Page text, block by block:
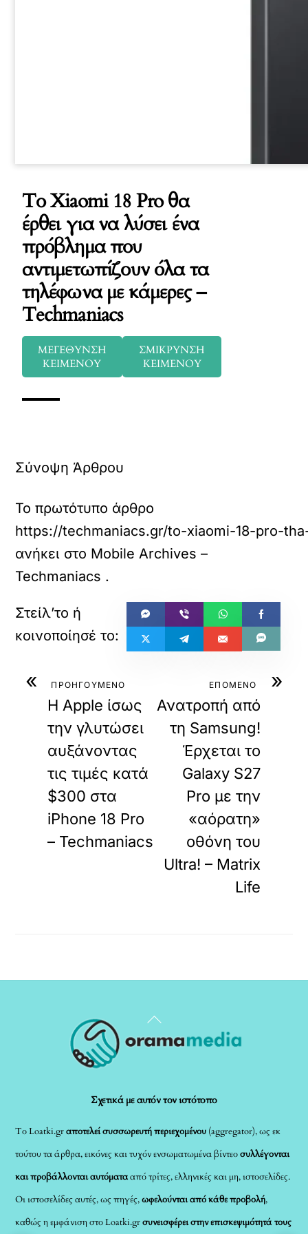
Το Xiaomi 18 Pro θα
έρθει για να λύσει ένα
πρόβλημα που
αντιμετωπίζουν όλα τα
τηλέφωνα με κάμερες –
Techmaniacs
ΜΕΓΕΘΥΝΣΗ
ΚΕΙΜΕΝΟΥ
ΣΜΙΚΡΥΝΣΗ
ΚΕΙΜΕΝΟΥ
Σύνοψη Άρθρου
Το πρωτότυπο άρθρο
https://techmaniacs.gr/to-xiaomi-18-pro-
ανήκει στο Mobile Archives –
Techmaniacs .
« ΠΡΟΗΓΟΥΜΕΝΟ
H Apple ίσως
την γλυτώσει
αυξάνοντας
τις τιμές κατά
$300 στα
iPhone 18 Pro
– Techmaniacs
»
ΕΠΟΜΕΝΟ
Ανατροπή από
τη Samsung!
Έρχεται το
Galaxy S27
Pro με την
«αόρατη»
οθόνη του
Ultra! – Matrix
Life
Back
To
Σχετικά με αυτόν τον ιστότοπο
Το Loatki.grαποτελεί συσσωρευτή περιεχομένου (aggregator), ως εκ
τούτου τα άρθρα, εικόνες και τυχόν ενσωματωμένα βίντεοσυλλέγονται
και προβάλλονται αυτόματααπό τρίτες, ελληνικές και μη, ιστοσελίδες.
Οι ιστοσελίδες αυτές, ως πηγές,ωφελούνται από κάθε προβολή,
καθώς η εμφάνιση στο Loatki.grσυνεισφέρει στην επισκεψιμότητά τους